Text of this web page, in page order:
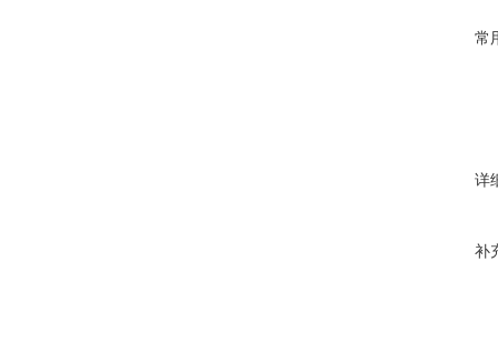
常
详
补